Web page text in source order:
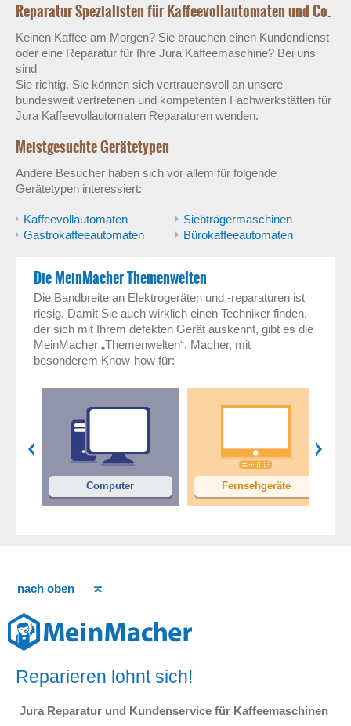
Reparatur Spezialisten für Kaffeevollautomaten und Co.
Keinen Kaffee am Morgen? Sie brauchen einen Kundendienst
oder eine Reparatur für Ihre Jura Kaffeemaschine? Bei uns
sind
Sie richtig. Sie können sich vertrauensvoll an unsere
bundesweit vertretenen und kompetenten Fachwerkstätten für
Jura Kaffeevollautomaten Reparaturen wenden.
Meistgesuchte Gerätetypen
Andere Besucher haben sich vor allem für folgende
Gerätetypen interessiert:
Kaffeevollautomaten
Gastrokaffeeautomaten
Siebträgermaschinen
Bürokaffeeautomaten
Die MeinMacher Themenwelten
Die Bandbreite an Elektrogeräten und -reparaturen ist
riesig. Damit Sie auch wirklich einen Techniker finden,
der sich mit Ihrem defekten Gerät auskennt, gibt es die
MeinMacher „Themenwelten“. Macher, mit
besonderem Know-how für:
Computer Fernsehgeräte
nach oben
Reparieren lohnt sich!
Jura Reparatur und Kundenservice für Kaffeemaschinen